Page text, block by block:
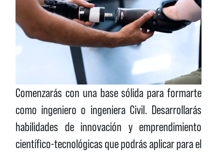
Comenzarás con una base sólida para formarte
como ingeniero o ingeniera Civil. Desarrollarás
habilidades de innovación y emprendimiento
científico-tecnológicas que podrás aplicar para el